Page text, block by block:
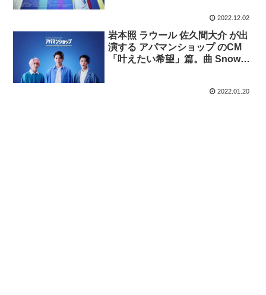
2022.12.02
岩本照 ラウール 佐久間大介 が出
演する アパマンショップ のCM
「叶えたい希望」篇。曲 Snow
2022.01.20